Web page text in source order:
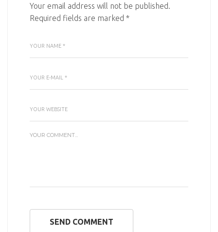
Your email address will not be published.
Required fields are marked *
SEND COMMENT